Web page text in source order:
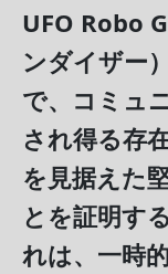
UFO Robo
ンダイザー）
で、コミュ
され得る存
を見据えた
とを証明す
れは、一時